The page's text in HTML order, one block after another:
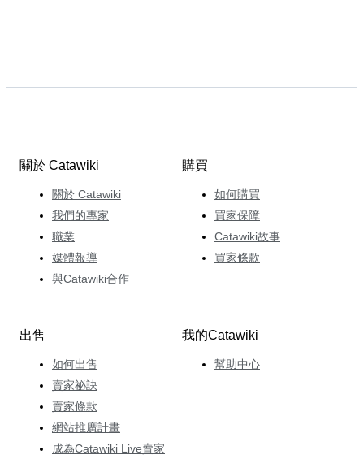
關於 Catawiki
關於 Catawiki
我們的專家
職業
媒體報導
與Catawiki合作
購買
如何購買
買家保障
Catawiki故事
買家條款
出售
如何出售
賣家祕訣
賣家條款
網站推廣計畫
成為Catawiki Live賣家
我的Catawiki
幫助中心